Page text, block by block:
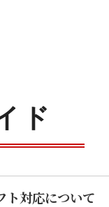
ド
ト対応について